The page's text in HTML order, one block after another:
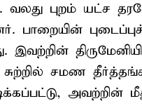
வலது புறம் யட்ச
பாறையின்
இவற்றின்
சமண
அவற்றின்